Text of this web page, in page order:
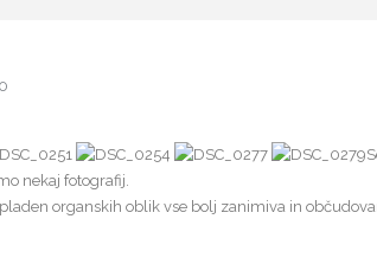
0
nekaj fotografij.
organskih oblik vse bolj zanimiva in